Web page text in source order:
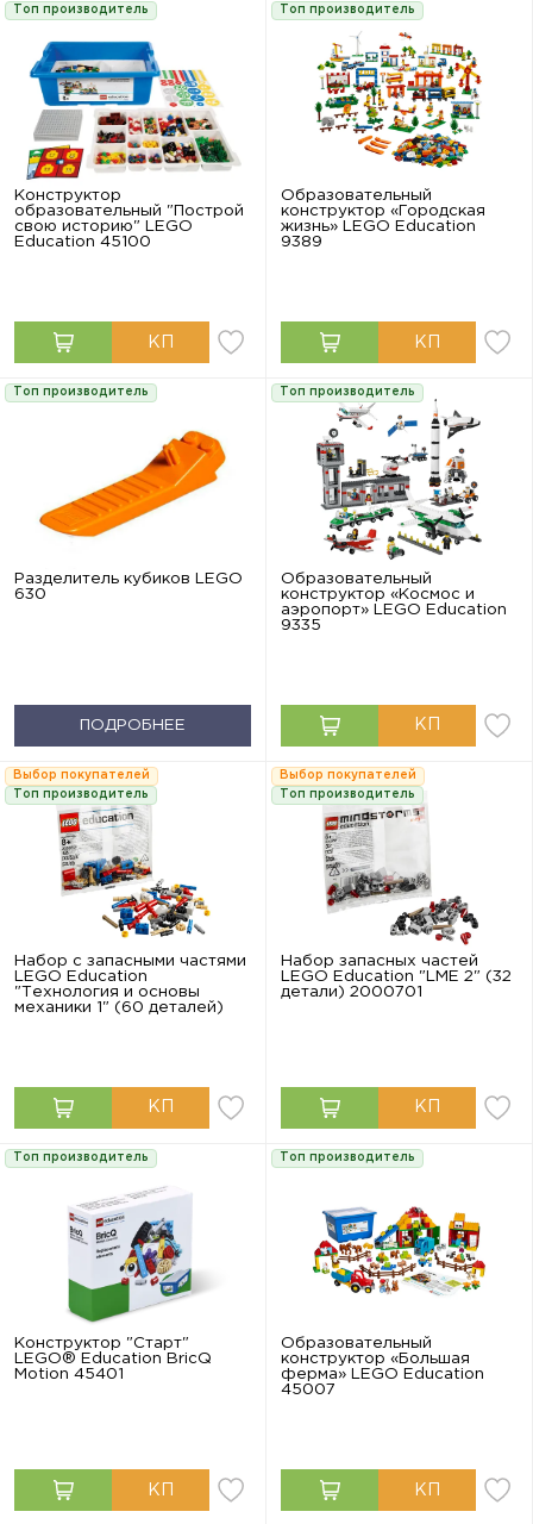
Топ производитель
Конструктор
образовательный "Построй
свою историю" LEGO
Education 45100
Топ производитель
Образовательный
конструктор «Городская
жизнь» LEGO Education
9389
Топ производитель
Разделитель кубиков LEGO
630
ПОДРОБНЕЕ
Топ производитель
Образовательный
конструктор «Космос и
аэропорт» LEGO Education
9335
Выбор покупателей
Топ производитель
Набор с запасными частями
LEGO Education
"Технология и основы
механики 1" (60 деталей)
Выбор покупателей
Топ производитель
Набор запасных частей
LEGO Education "LME 2" (32
детали) 2000701
Топ производитель
Конструктор "Старт"
LEGO® Education BricQ
Motion 45401
Топ производитель
Образовательный
конструктор «Большая
ферма» LEGO Education
45007